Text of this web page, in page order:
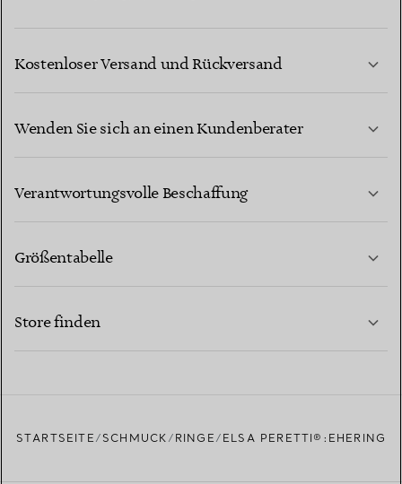
Kostenloser Versand und Rückversand
Wenden Sie sich an einen Kundenberater
Verantwortungsvolle Beschaffung
Größentabelle
Store finden
STARTSEITE SCHMUCK RINGE ELSA PERETTI®:EHERING